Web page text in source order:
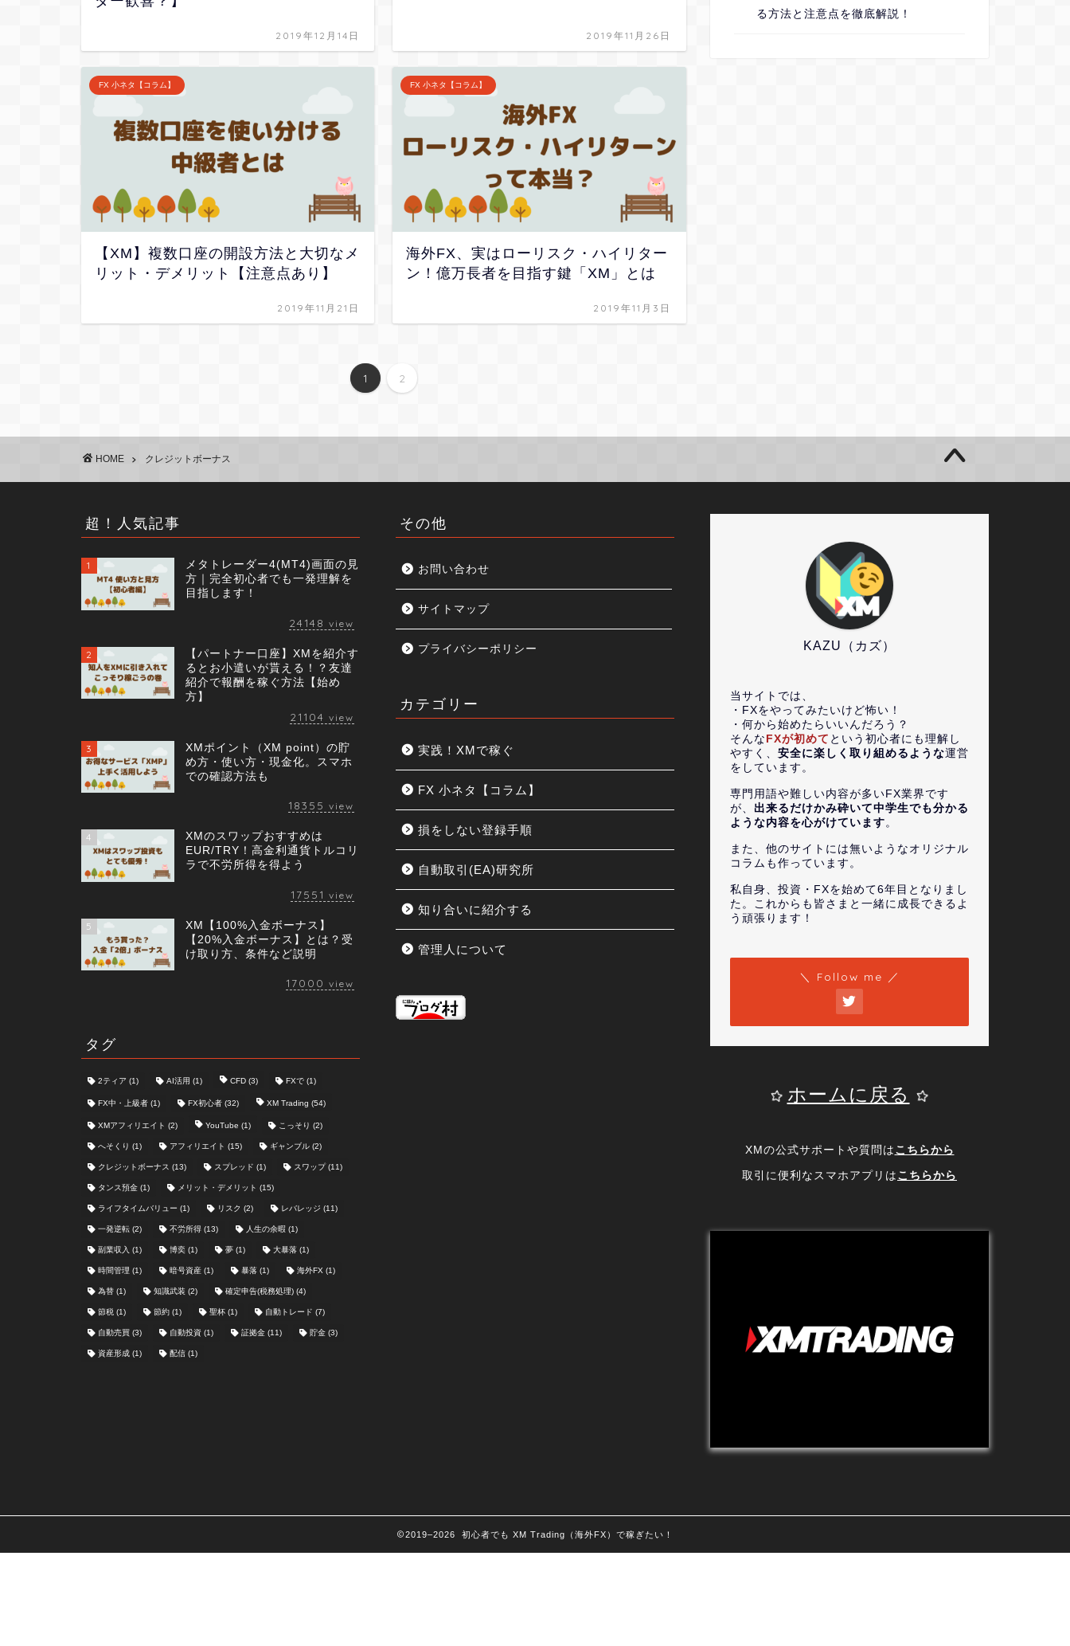
2019年12月14日 2019年11月26日
FX 小ネタ【コラム】
【XM】複数口座の開設方法と大切なメ
リット・デメリット【注意点あり】
2019年11月21日
FX 小ネタ【コラム】
海外FX、実はローリスク・ハイリター
ン！億万長者を目指す鍵「XM」とは
2019年11月3日
1 2
る方法と注意点を徹底解説！
HOME クレジットボーナス
超！人気記事
1
メタトレーダー4(MT4)画面の見
方｜完全初心者でも一発理解を
目指します！
24148 view
2
【パートナー口座】XMを紹介す
るとお小遣いが貰える！？友達
紹介で報酬を稼ぐ方法【始め
方】
21104 view
3
XMポイント（XM point）の貯
め方・使い方・現金化。スマホ
での確認方法も
18355 view
4
XMのスワップおすすめは
EUR/TRY！高金利通貨トルコリ
ラで不労所得を得よう
17551 view
5
XM【100%入金ボーナス】
【20%入金ボーナス】とは？受
け取り方、条件など説明
17000 view
タグ
2ティア (1) AI活用 (1) CFD (3) FXで (1)
FX中・上級者 (1) FX初心者 (32) XM Trading (54)
XMアフィリエイト (2) YouTube (1) こっそり (2)
へそくり (1) アフィリエイト (15) ギャンブル (2)
クレジットボーナス (13) スプレッド (1) スワップ (11)
タンス預金 (1) メリット・デメリット (15)
ライフタイムバリュー (1) リスク (2) レバレッジ (11)
一発逆転 (2) 不労所得 (13) 人生の余暇 (1)
副業収入 (1) 博奕 (1) 夢 (1) 大暴落 (1)
時間管理 (1) 暗号資産 (1) 暴落 (1) 海外FX (1)
為替 (1) 知識武装 (2) 確定申告(税務処理) (4)
節税 (1) 節約 (1) 聖杯 (1) 自動トレード (7)
自動売買 (3) 自動投資 (1) 証拠金 (11) 貯金 (3)
資産形成 (1) 配信 (1)
その他
お問い合わせ
サイトマップ
プライバシーポリシー
カテゴリー
実践！XMで稼ぐ
FX 小ネタ【コラム】
損をしない登録手順
自動取引(EA)研究所
知り合いに紹介する
管理人について
KAZU（カズ）
当サイトでは、
・FXをやってみたいけど怖い！
・何から始めたらいいんだろう？
そんな FXが初めて という初心者にも理解し
やすく、 安全に楽しく取り組めるような運営
をしています。
専門用語や難しい内容が多いFX業界です
が、 出来るだけかみ砕いて中学生でも分かる
ような内容を心がけています。
また、他のサイトには無いようなオリジナル
コラムも作っています。
私自身、投資・FXを始めて6年目となりまし
た。これからも皆さまと一緒に成長できるよ
う頑張ります！
＼ Follow me ／
ホームに戻る
XMの公式サポートや質問は こちらから
取引に便利なスマホアプリは こちらから
2019–2026 初心者でも XM Trading（海外FX）で稼ぎたい！